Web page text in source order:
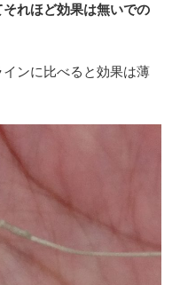
れほど効果は無いでの
ンに比べると効果は薄